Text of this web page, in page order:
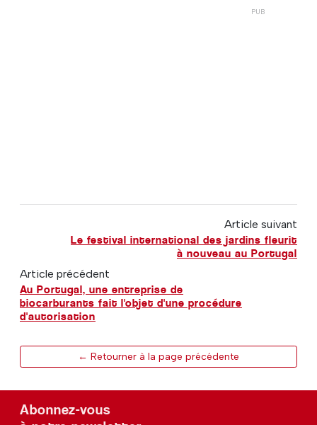
Article suivant
Le festival international des jardins fleurit
à nouveau au Portugal
Article précédent
Au Portugal, une entreprise de
biocarburants fait l'objet d'une procédure
d'autorisation
← Retourner à la page précédente
Abonnez-vous